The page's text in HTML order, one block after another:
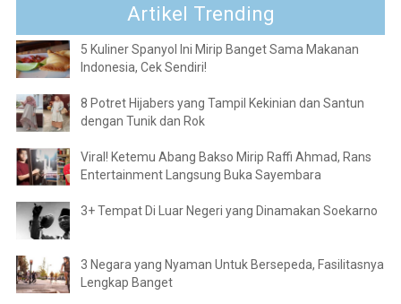
Artikel Trending
5 Kuliner Spanyol Ini Mirip Banget Sama Makanan
Indonesia, Cek Sendiri!
8 Potret Hijabers yang Tampil Kekinian dan Santun
dengan Tunik dan Rok
Viral! Ketemu Abang Bakso Mirip Raffi Ahmad, Rans
Entertainment Langsung Buka Sayembara
3+ Tempat Di Luar Negeri yang Dinamakan Soekarno
3 Negara yang Nyaman Untuk Bersepeda, Fasilitasnya
Lengkap Banget